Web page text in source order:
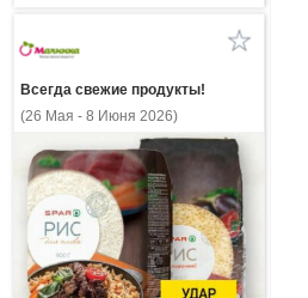
Всегда свежие продукты!
(26 Мая - 8 Июня 2026)